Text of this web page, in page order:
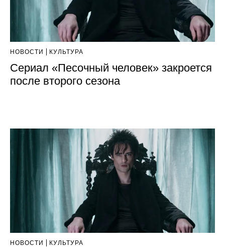
НОВОСТИ КУЛЬТУРА
Сериал «Песочный человек» закроется
после второго сезона
НОВОСТИ КУЛЬТУРА